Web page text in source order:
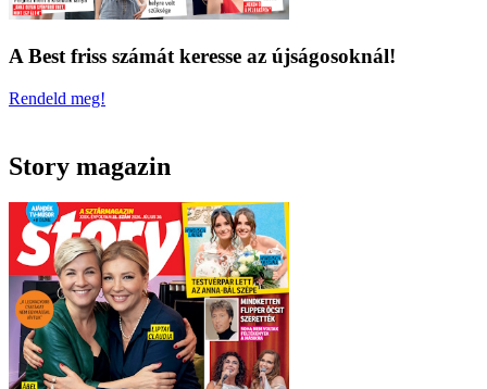
A Best friss számát keresse az újságosoknál!
Rendeld meg!
Story magazin